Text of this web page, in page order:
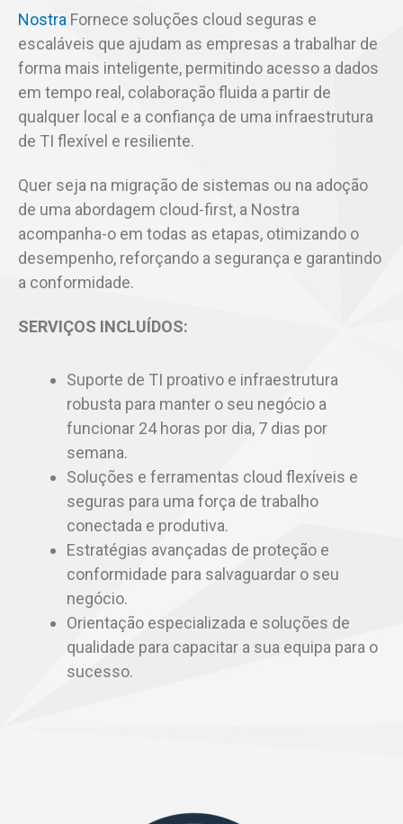
Nostra Fornece soluções cloud seguras e
escaláveis que ajudam as empresas a trabalhar de
forma mais inteligente, permitindo acesso a dados
em tempo real, colaboração fluida a partir de
qualquer local e a confiança de uma infraestrutura
de TI flexível e resiliente.
Quer seja na migração de sistemas ou na adoção
de uma abordagem cloud-first, a Nostra
acompanha-o em todas as etapas, otimizando o
desempenho, reforçando a segurança e garantindo
a conformidade.
SERVIÇOS INCLUÍDOS:
Suporte de TI proativo e infraestrutura
robusta para manter o seu negócio a
funcionar 24 horas por dia, 7 dias por
semana.
Soluções e ferramentas cloud flexíveis e
seguras para uma força de trabalho
conectada e produtiva.
Estratégias avançadas de proteção e
conformidade para salvaguardar o seu
negócio.
Orientação especializada e soluções de
qualidade para capacitar a sua equipa para o
sucesso.